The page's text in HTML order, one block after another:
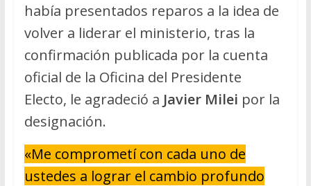
había presentados reparos a la idea de
volver a liderar el ministerio, tras la
confirmación publicada por la cuenta
oficial de la Oficina del Presidente
Electo, le agradeció a Javier Milei por la
designación.
«Me comprometí con cada uno de
ustedes a lograr el cambio profundo